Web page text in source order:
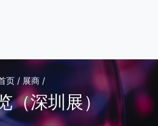
页 / 展商 /
（深圳展）